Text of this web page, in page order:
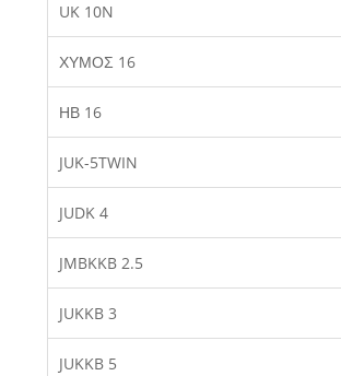
UK 10N
ΧΥΜΟΣ 16
ΗΒ 16
JUK-5TWIN
JUDK 4
JMBKKB 2.5
JUKKB 3
JUKKB 5